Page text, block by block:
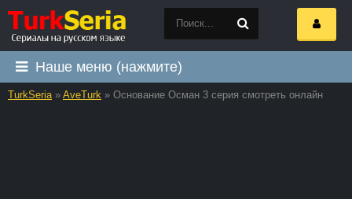
Наше меню (нажмите)
TurkSeria» AveTurk » Основание Осман 3 серия смотреть онлайн